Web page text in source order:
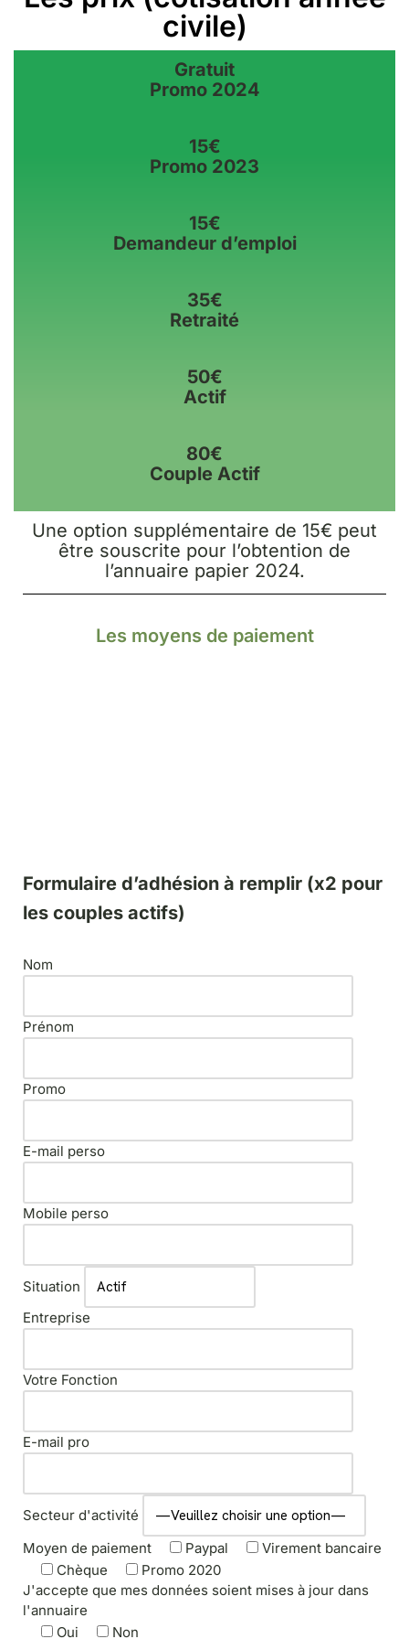
civile)
Gratuit
Promo 2024
15€
Promo 2023
15€
Demandeur d’emploi
35€
Retraité
50€
Actif
80€
Couple Actif
Une option supplémentaire de 15€ peut
être souscrite pour l’obtention de
l’annuaire papier 2024.
Les moyens de paiement
Formulaire d’adhésion à remplir (x2 pour
les couples actifs)
Nom
Prénom
Promo
E-mail perso
Mobile perso
Situation
Entreprise
Votre Fonction
E-mail pro
Secteur d'activité
Moyen de paiement
Paypal
Virement bancaire
Chèque
Promo 2020
J'accepte que mes données soient mises à jour dans
l'annuaire
Oui
Non